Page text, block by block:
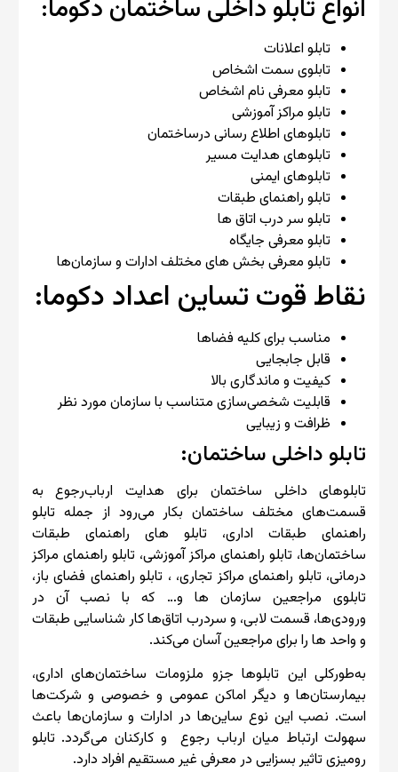
انواع تابلو داخلی ساختمان دکوما:
تابلو اعلانات
تابلوی سمت اشخاص
تابلو معرفی نام اشخاص
تابلو مراکز آموزشی
تابلوهای اطلاع رسانی درساختمان
تابلوهای هدایت مسیر
تابلوهای ایمنی
تابلو راهنمای طبقات
تابلو سر درب اتاق ها
تابلو معرفی جایگاه
تابلو معرفی بخش های مختلف ادارات و سازمان‌ها
نقاط قوت تساین اعداد دکوما:
مناسب برای کلیه فضاها
قابل جابجایی
کیفیت و ماندگاری بالا
قابلیت شخصی‌سازی متناسب با سازمان مورد نظر
ظرافت و زیبایی
تابلو داخلی ساختمان:
تابلوهای داخلی ساختمان برای هدایت ارباب‌رجوع به
قسمت‌های مختلف ساختمان بکار می‌رود از جمله تابلو
راهنمای طبقات اداری، تابلو های راهنمای طبقات
ساختمان‌ها، تابلو راهنمای مراکز آموزشی، تابلو راهنمای مراکز
درمانی، تابلو راهنمای مراکز تجاری، ، تابلو راهنمای فضای باز،
تابلوی مراجعین سازمان ها و… که با نصب آن در
ورودی‌ها، قسمت لابی، و سردرب اتاق‌ها کار شناسایی طبقات
و واحد ها را برای مراجعین آسان می‌کند.
به‌طورکلی این تابلوها جزو ملزومات ساختمان‌های اداری،
بیمارستان‌ها و دیگر اماکن عمومی و خصوصی و شرکت‌ها
است. نصب این نوع ساین‌ها در ادارات و سازمان‌ها باعث
سهولت ارتباط میان ارباب رجوع و کارکنان می‌گردد. تابلو
رومیزی تاثیر بسزایی در معرفی غیر مستقیم افراد دارد.